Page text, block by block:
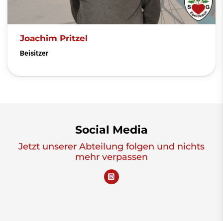
Joachim Pritzel
Beisitzer
Social Media
Jetzt unserer Abteilung folgen und nichts
mehr verpassen